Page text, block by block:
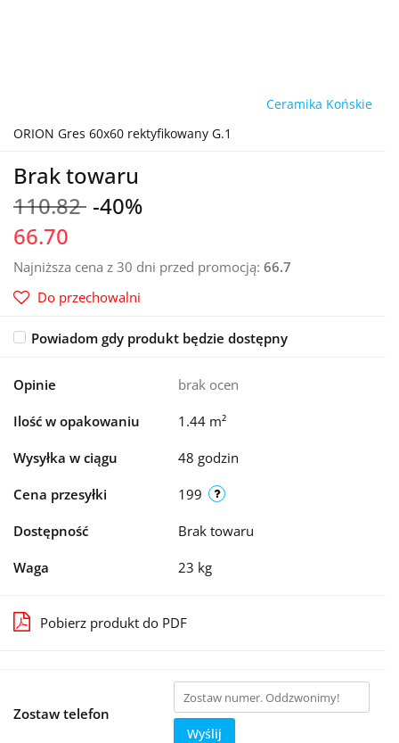
Ceramika Końskie
ORION Gres 60x60 rektyfikowany G.1
Brak towaru
110.82 -40%
66.70
Najniższa cena z 30 dni przed promocją: 66.7
Do przechowalni
Powiadom gdy produkt będzie dostępny
Opinie brak ocen
Ilość w opakowaniu 1.44 m²
Wysyłka w ciągu 48 godzin
Cena przesyłki 199
Dostępność Brak towaru
Waga 23 kg
Pobierz produkt do PDF
Zostaw telefon
Wyślij